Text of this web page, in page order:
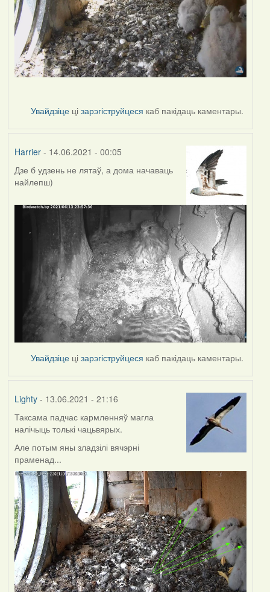
Увайдзіце цізарэгіструйцеся каб пакідаць каментары.
Harrier- 14.06.2021 - 00:05
Дзе б удзень не лятаў, а дома начаваць
найлепш)
Увайдзіце цізарэгіструйцеся каб пакідаць каментары.
Lighty- 13.06.2021 - 21:16
Таксама падчас кармленняў магла
налічыць толькі чацьвярых.
Але потым яны зладзілі вячэрні
праменад...